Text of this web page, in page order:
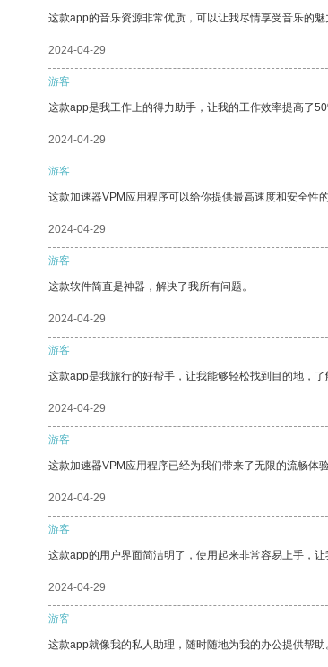
这款app的音乐资源非常优质，可以让我尽情享受音乐的魅
2024-04-29
游客
这款app是我工作上的得力助手，让我的工作效率提高了
2024-04-29
游客
这款加速器VPM应用程序可以给你提供最高速度和安全性
2024-04-29
游客
这款软件简直是神器，解决了我所有问题。
2024-04-29
游客
这款app是我旅行的好帮手，让我能够轻松找到目的地，了
2024-04-29
游客
这款加速器VPM应用程序已经为我们带来了无限的流畅体验
2024-04-29
游客
这款app的用户界面简洁明了，使用起来非常容易上手，
2024-04-29
游客
这款app就像我的私人助理，随时随地为我的办公提供帮